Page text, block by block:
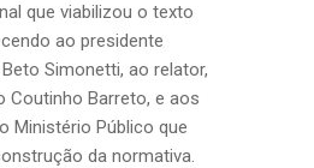
que viabilizou o texto
ao presidente
Simonetti, ao relator,
Coutinho Barreto, e aos
Ministério Público que
da normativa.